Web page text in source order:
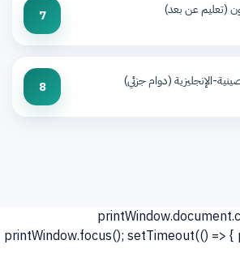
(تعليم عن بعد) 7
الإنجليزية (دوام جزئي) 8
`);
printWindow.focus(); setTimeout(() => {